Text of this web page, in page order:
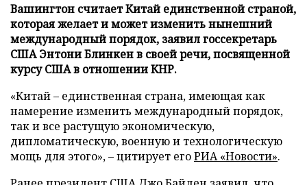
Вашингтон считает Китай единственной страной,
которая желает и может изменить нынешний
международный порядок, заявил госсекретарь
США Энтони Блинкен в своей речи, посвященной
курсу США в отношении КНР.
«Китай – единственная страна, имеющая как
намерение изменить международный порядок,
так и все растущую экономическую,
дипломатическую, военную и технологическую
мощь для этого», – цитирует егоРИА «Новости».